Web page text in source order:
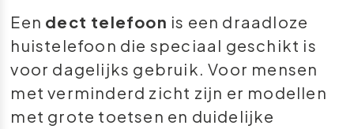
Een dect telefoon is een draadloze
huistelefoon die speciaal geschikt is
voor dagelijks gebruik. Voor mensen
met verminderd zicht zijn er modellen
met grote toetsen en duidelijke